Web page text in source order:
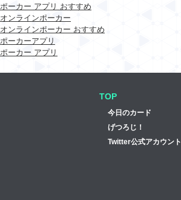
ポーカー アプリ おすすめ
オンラインポーカー
オンラインポーカー おすすめ
ポーカーアプリ
ポーカー アプリ
TOP
今日のカード
げつろじ！
Twitter公式アカウント